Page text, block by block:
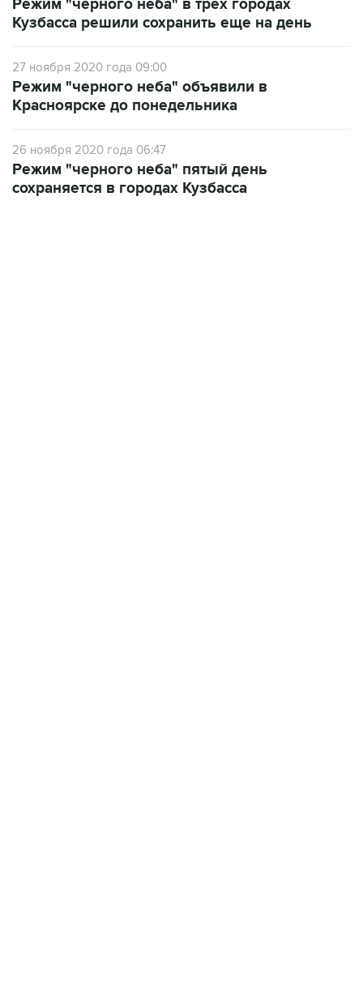
27 ноября 2020 года 09:00
Красноярске до понедельника
26 ноября 2020 года 06:47
сохраняется в городах Кузбасса